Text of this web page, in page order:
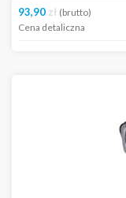
93,90 zł (brutto)
Cena detaliczna